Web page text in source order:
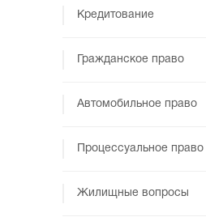
Кредитование
Гражданское право
Автомобильное право
Процессуальное право
Жилищные вопросы